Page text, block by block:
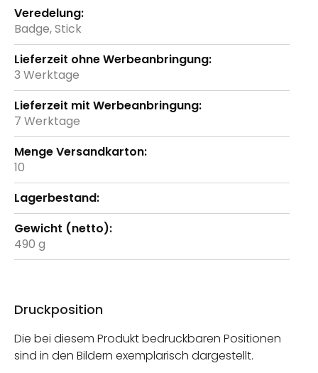
Badge, Stick
3 Werktage
7 Werktage
10
490 g
Druckposition
Die bei diesem Produkt bedruckbaren Positionen
sind in den Bildern exemplarisch dargestellt.